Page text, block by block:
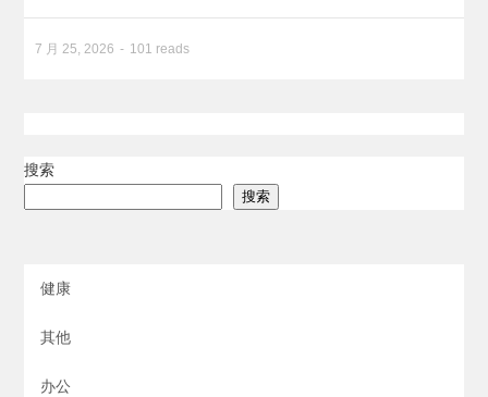
7 月 25, 2026 101 reads
搜索
搜索
健康
其他
办公